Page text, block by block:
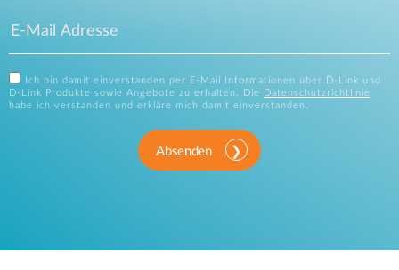
Ich bin damit einverstanden per E-Mail Informationen über D-Link und
D-Link Produkte sowie Angebote zu erhalten. Die
Datenschutzrichtlinie
habe ich verstanden und erkläre mich damit einverstanden.
Absenden